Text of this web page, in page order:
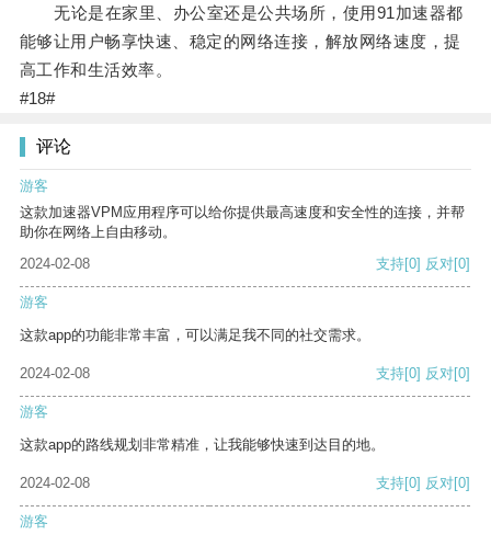
无论是在家里、办公室还是公共场所，使用91加速器都
能够让用户畅享快速、稳定的网络连接，解放网络速度，提
高工作和生活效率。
#18#
评论
游客
这款加速器VPM应用程序可以给你提供最高速度和安全性的连接，并帮
助你在网络上自由移动。
2024-02-08
支持[0] 反对[0]
游客
这款app的功能非常丰富，可以满足我不同的社交需求。
2024-02-08 支持[0] 反对[0]
游客
这款app的路线规划非常精准，让我能够快速到达目的地。
2024-02-08 支持[0] 反对[0]
游客